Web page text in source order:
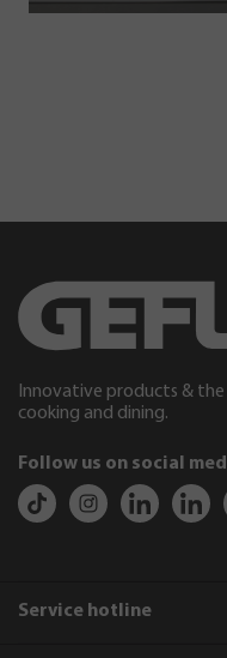
Innovative products &
cooking and dining.
Follow us on social
Service hotline